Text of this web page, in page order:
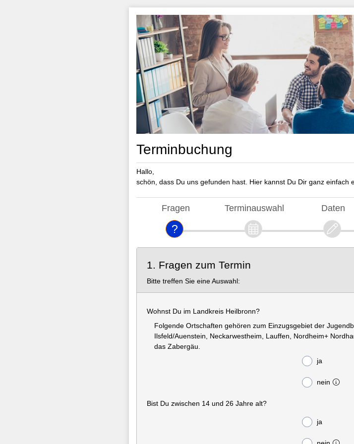
Terminbuchung
Hallo,
schön, dass Du uns gefunden hast. Hier kannst Du Dir ganz einfach
Fragen Terminauswahl Daten
1. Fragen zum Termin
Bitte treffen Sie eine Auswahl:
Wohnst Du im Landkreis Heilbronn?
Folgende Ortschaften gehören zum Einzugsgebiet der
Ilsfeld/Auenstein, Neckarwestheim, Lauffen, Nordheim+
das Zabergäu.
ja
nein
Bist Du zwischen 14 und 26 Jahre alt?
ja